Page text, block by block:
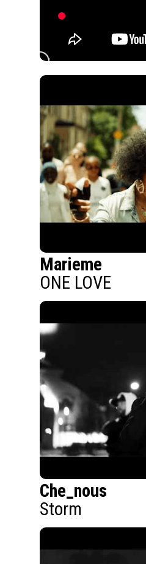
Marieme
ONE LOVE
Che_nous
Storm